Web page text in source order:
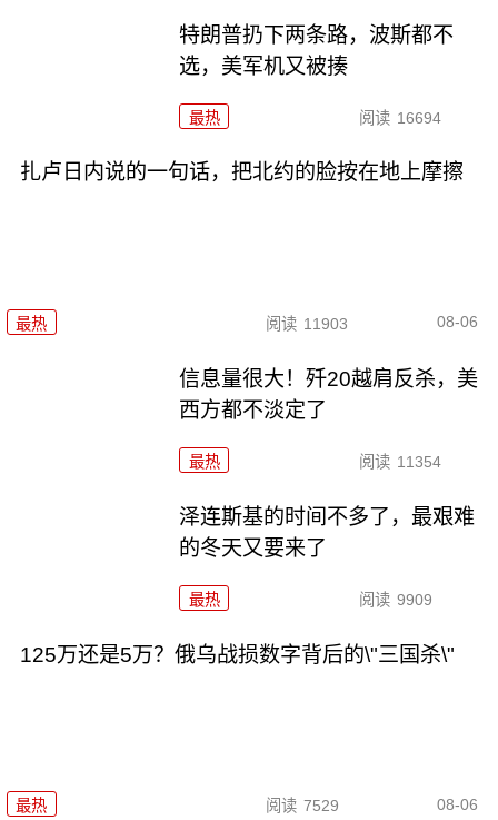
特朗普扔下两条路，波斯都不
选，美军机又被揍
最热 阅读 16694
扎卢日内说的一句话，把北约的脸按在地上摩擦
最热 阅读 11903 08-06
信息量很大！歼20越肩反杀，美
西方都不淡定了
最热 阅读 11354
泽连斯基的时间不多了，最艰难
的冬天又要来了
最热 阅读 9909
125万还是5万？俄乌战损数字背后的\"三国杀\"
最热 阅读 7529 08-06